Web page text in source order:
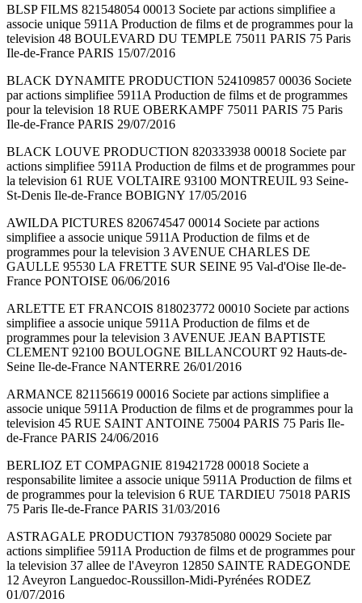
BLSP FILMS 821548054 00013 Societe par actions simplifiee a
associe unique 5911A Production de films et de programmes pour la
television 48 BOULEVARD DU TEMPLE 75011 PARIS 75 Paris
Ile-de-France PARIS 15/07/2016
BLACK DYNAMITE PRODUCTION 524109857 00036 Societe
par actions simplifiee 5911A Production de films et de programmes
pour la television 18 RUE OBERKAMPF 75011 PARIS 75 Paris
Ile-de-France PARIS 29/07/2016
BLACK LOUVE PRODUCTION 820333938 00018 Societe par
actions simplifiee 5911A Production de films et de programmes pour
la television 61 RUE VOLTAIRE 93100 MONTREUIL 93 Seine-
St-Denis Ile-de-France BOBIGNY 17/05/2016
AWILDA PICTURES 820674547 00014 Societe par actions
simplifiee a associe unique 5911A Production de films et de
programmes pour la television 3 AVENUE CHARLES DE
GAULLE 95530 LA FRETTE SUR SEINE 95 Val-d'Oise Ile-de-
France PONTOISE 06/06/2016
ARLETTE ET FRANCOIS 818023772 00010 Societe par actions
simplifiee a associe unique 5911A Production de films et de
programmes pour la television 3 AVENUE JEAN BAPTISTE
CLEMENT 92100 BOULOGNE BILLANCOURT 92 Hauts-de-
Seine Ile-de-France NANTERRE 26/01/2016
ARMANCE 821156619 00016 Societe par actions simplifiee a
associe unique 5911A Production de films et de programmes pour la
television 45 RUE SAINT ANTOINE 75004 PARIS 75 Paris Ile-
de-France PARIS 24/06/2016
BERLIOZ ET COMPAGNIE 819421728 00018 Societe a
responsabilite limitee a associe unique 5911A Production de films et
de programmes pour la television 6 RUE TARDIEU 75018 PARIS
75 Paris Ile-de-France PARIS 31/03/2016
ASTRAGALE PRODUCTION 793785080 00029 Societe par
actions simplifiee 5911A Production de films et de programmes pour
la television 37 allee de l'Aveyron 12850 SAINTE RADEGONDE
12 Aveyron Languedoc-Roussillon-Midi-Pyrénées RODEZ
01/07/2016